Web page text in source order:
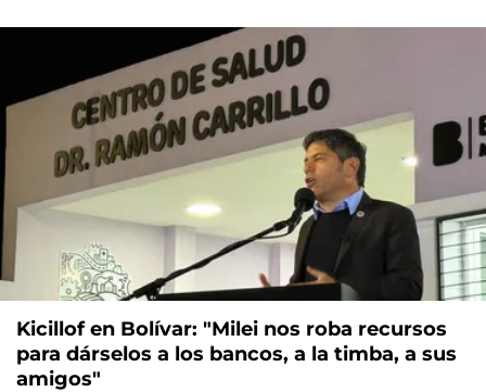
Kicillof en Bolívar: "Milei nos roba recursos
para dárselos a los bancos, a la timba, a sus
amigos"